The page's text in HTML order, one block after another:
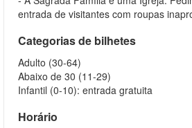
entrada de visitantes com roupas
Categorias de bilhetes
Adulto (30-64)
Abaixo de 30 (11-29)
Infantil (0-10): entrada gratuita
Horário